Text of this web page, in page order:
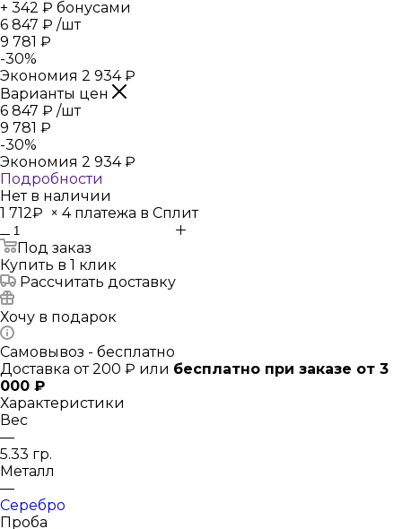
+ 342 ₽ бонусами
6 847 ₽ /шт
9 781 ₽
-30%
Экономия 2 934₽
Варианты цен
6 847 ₽ /шт
9 781 ₽
-30%
Экономия 2 934₽
Подробности
Нет в наличии
1 712₽ × 4 платежа в Сплит
Под заказ
Купить в 1 клик
Рассчитать доставку
Хочу в подарок
Самовывоз - бесплатно
Доставка от 200 ₽ или бесплатно при заказе от 3
000 ₽
Характеристики
Вес
—
5.33 гр.
Металл
—
Серебро
Проба